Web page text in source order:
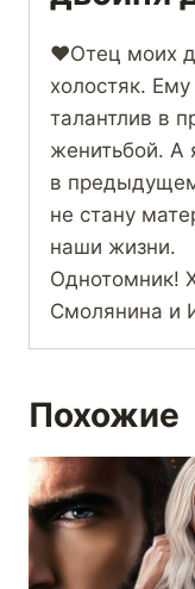
❤️Отец моих
холостяк.
талантлив в
женитьбой. А
в
не стану
наши жизни.
Однотомник!
Смолянина и
Похожие